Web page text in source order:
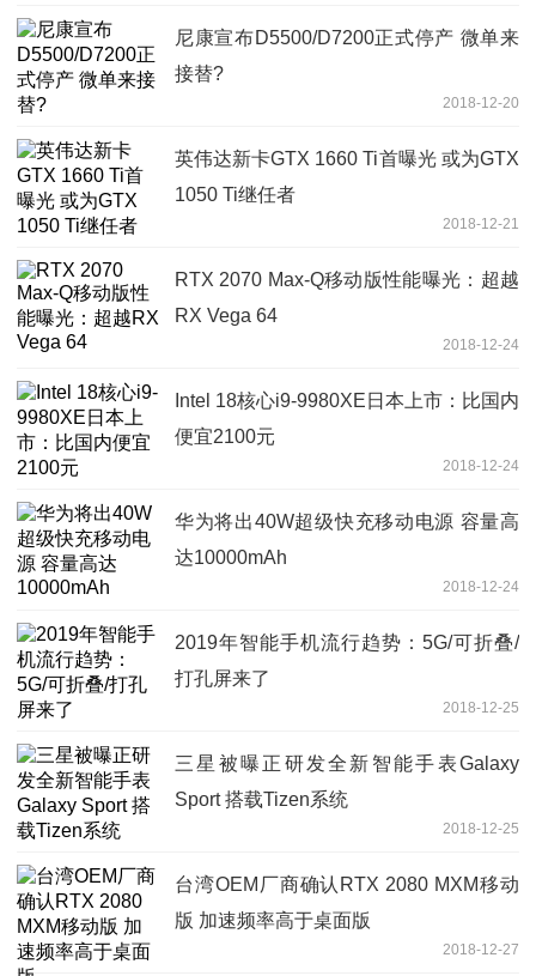
尼康宣布D5500/D7200正式停产 微单来
接替?
2018-12-20
英伟达新卡GTX 1660 Ti首曝光 或为GTX
1050 Ti继任者
2018-12-21
RTX 2070 Max-Q移动版性能曝光：超越
RX Vega 64
2018-12-24
Intel 18核心i9-9980XE日本上市：比国内
便宜2100元
2018-12-24
华为将出40W超级快充移动电源 容量高
达10000mAh
2018-12-24
2019年智能手机流行趋势：5G/可折叠/
打孔屏来了
2018-12-25
三星被曝正研发全新智能手表Galaxy
Sport 搭载Tizen系统
2018-12-25
台湾OEM厂商确认RTX 2080 MXM移动
版 加速频率高于桌面版
2018-12-27